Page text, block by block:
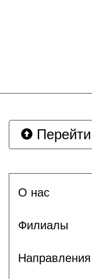
О нас
Филиалы
Направления